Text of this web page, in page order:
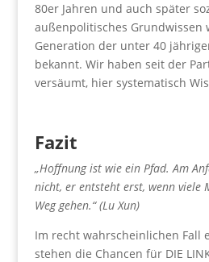
80er Jahren und auch später
außenpolitisches Grundwissen
Generation der unter 40
bekannt. Wir haben seit der
versäumt, hier systematisch
Fazit
„Hoffnung ist wie ein Pfad. Am
nicht, er entsteht erst, wenn viele
Weg gehen.“ (Lu Xun)
Im recht wahrscheinlichen Fall
stehen die Chancen für DIE